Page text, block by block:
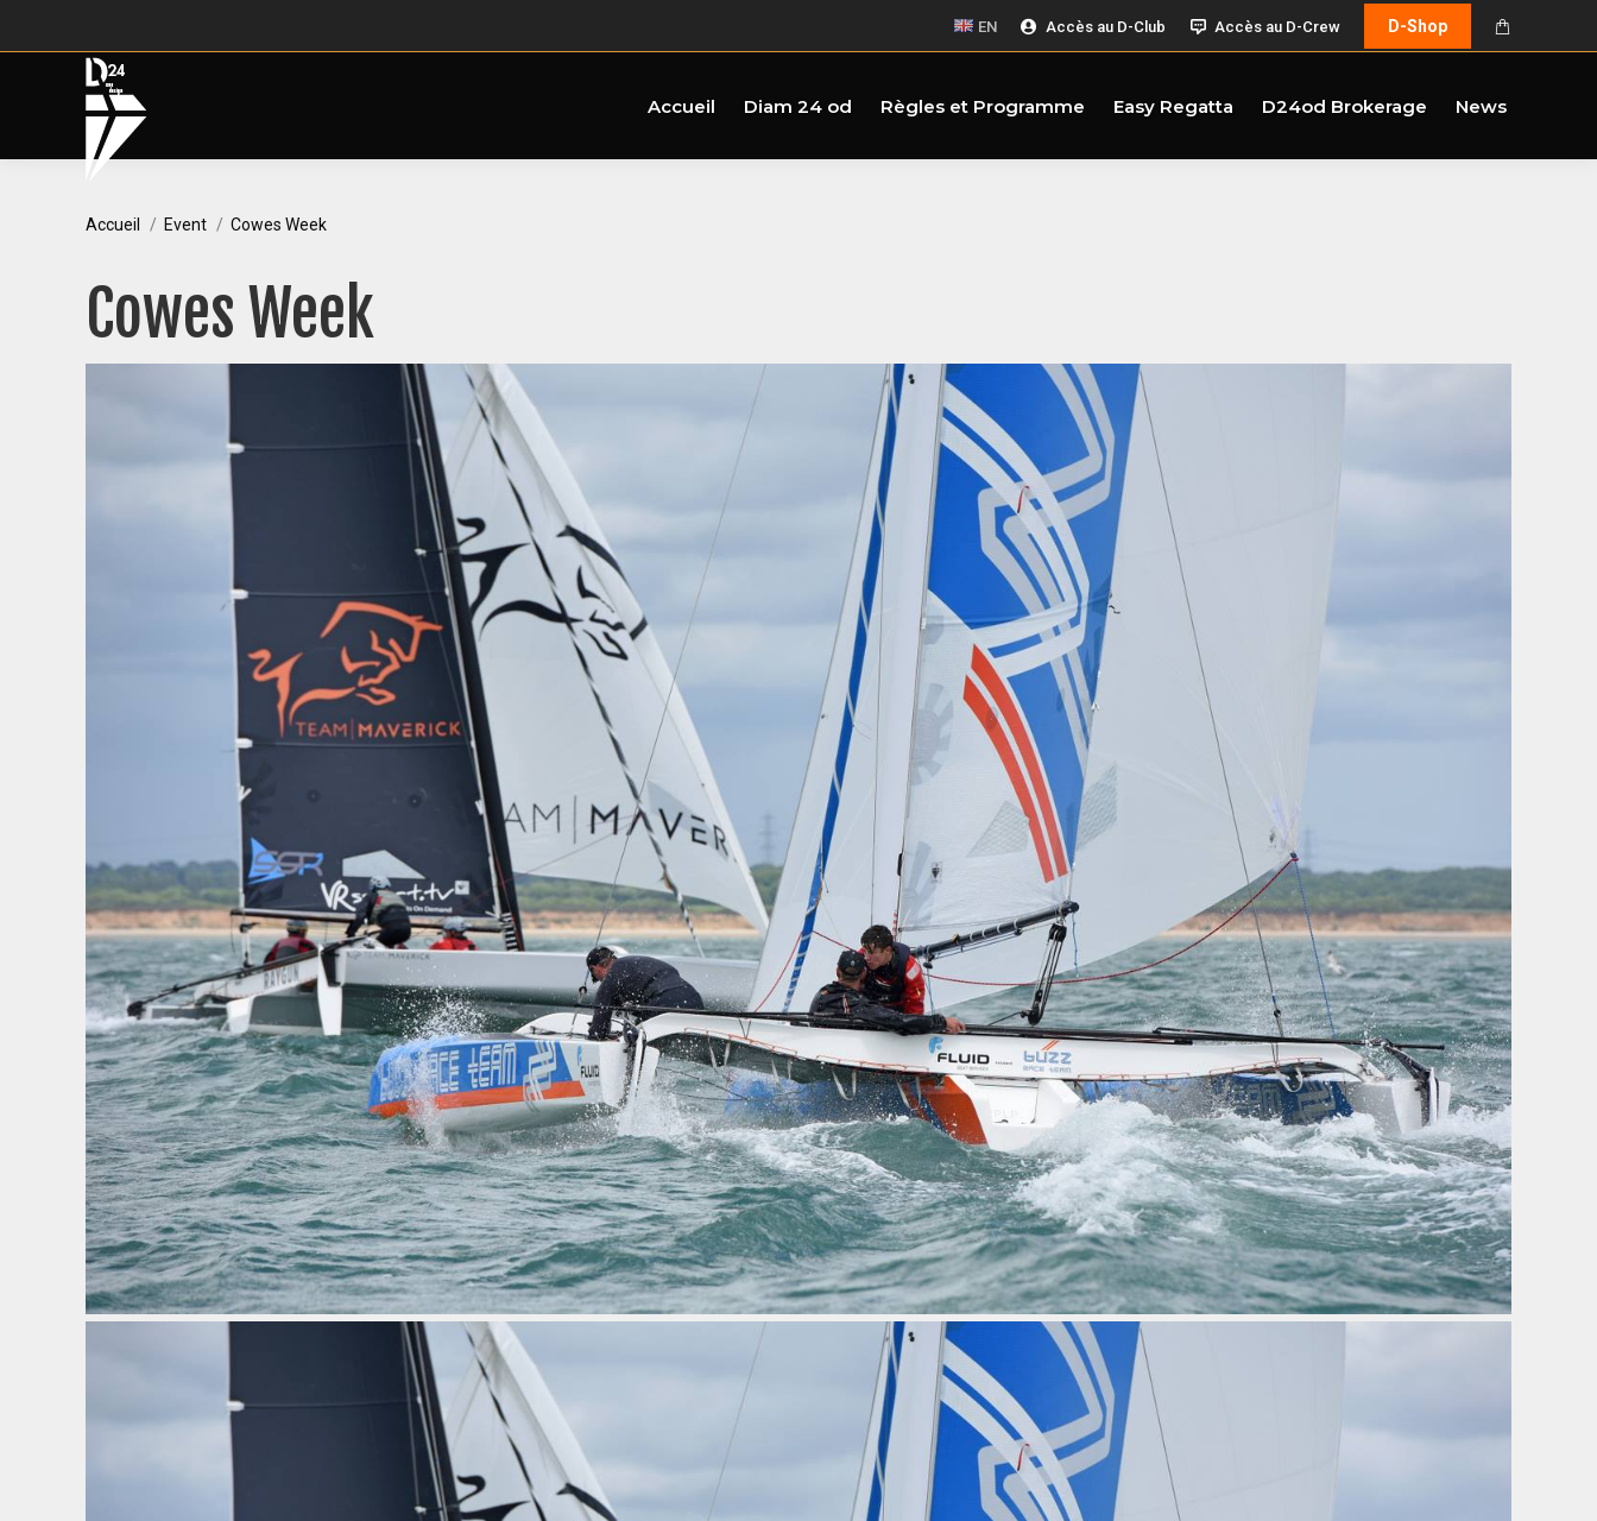
EN Accès au D-Club Accès au D-Crew D-Shop
Accueil Diam 24 od Règles et Programme Easy Regatta D24od Brokerage News
Accueil Event Cowes Week
Cowes Week